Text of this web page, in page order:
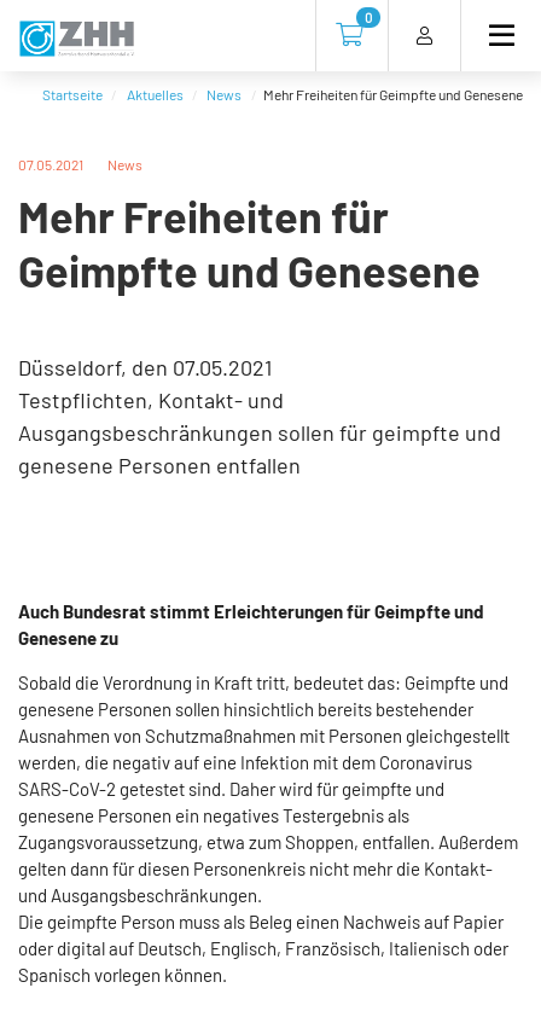
zum
(Eingabetaste)
zum
(Eingabetaste)
zur
(Eingabetaste)
zum
(Eingabetaste)
0
Zur Kasse gehen (0
Startseite Aktuelles News Mehr Freiheiten für Geimpfte und Genesene
07.05.2021 News
Mehr Freiheiten für
Geimpfte und Genesene
Düsseldorf, den 07.05.2021
Testpflichten, Kontakt- und
Ausgangsbeschränkungen sollen für geimpfte und
genesene Personen entfallen
Auch Bundesrat stimmt Erleichterungen für Geimpfte und
Genesene zu
Sobald die Verordnung in Kraft tritt, bedeutet das: Geimpfte und
genesene Personen sollen hinsichtlich bereits bestehender
Ausnahmen von Schutzmaßnahmen mit Personen gleichgestellt
werden, die negativ auf eine Infektion mit dem Coronavirus
SARS-CoV-2 getestet sind. Daher wird für geimpfte und
genesene Personen ein negatives Testergebnis als
Zugangsvoraussetzung, etwa zum Shoppen, entfallen. Außerdem
gelten dann für diesen Personenkreis nicht mehr die Kontakt-
und Ausgangsbeschränkungen.
Die geimpfte Person muss als Beleg einen Nachweis auf Papier
oder digital auf Deutsch, Englisch, Französisch, Italienisch oder
Spanisch vorlegen können.